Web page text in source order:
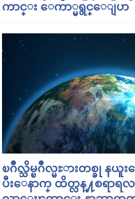
ကာင္း ေကာ္မရွင္ေျပာ
ၿဂိဳလ္သိမ္ၿဂိဳလ္မႊားတစ္ခု နယူ
ပီးေနာက္ ထိတ္လန္႔စရာရလ